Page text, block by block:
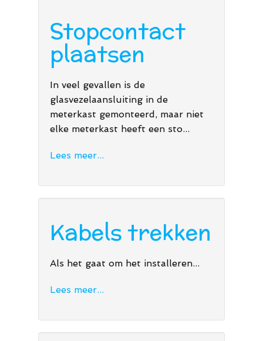
Stopcontact
plaatsen
In veel gevallen is de
glasvezelaansluiting in de
meterkast gemonteerd, maar niet
elke meterkast heeft een sto...
Lees meer...
Kabels trekken
Als het gaat om het installeren...
Lees meer...